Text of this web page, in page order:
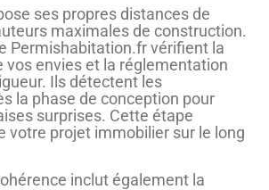
ses propres distances de
maximales de construction.
Permishabitation.fr vérifient la
vos envies et la réglementation
Ils détectent les
la phase de conception pour
surprises. Cette étape
votre projet immobilier sur le long
inclut également la